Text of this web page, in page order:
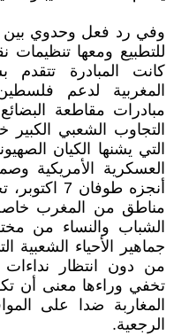
وفي رد فعل وحدوي بين
للتطبيع ومعها تنظيمات
كانت المبادرة
المغربية لدعم
مبادرات مقاطعة
التجاوب الشعبي
التي يشنها الكيان
العسكرية الأمريكية
أنجزه
مناطق من المغرب
الشباب والنساء من
جماهير الأحياء الشعبية
من دون انتظار
تخفي وراءها معنى أن
المغاربة ضدا على
الرجعية.